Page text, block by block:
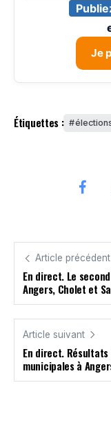
Je
Étiquettes :
Article précédent
En direct. Le
Angers, Cholet et
Article suivant
En direct.
municipales à